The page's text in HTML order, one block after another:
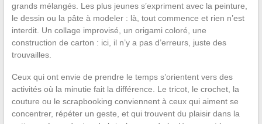
grands mélangés. Les plus jeunes s’expriment avec la peinture,
le dessin ou la pâte à modeler : là, tout commence et rien n’est
interdit. Un collage improvisé, un origami coloré, une
construction de carton : ici, il n’y a pas d’erreurs, juste des
trouvailles.
Ceux qui ont envie de prendre le temps s’orientent vers des
activités où la minutie fait la différence. Le tricot, le crochet, la
couture ou le scrapbooking conviennent à ceux qui aiment se
concentrer, répéter un geste, et qui trouvent du plaisir dans la